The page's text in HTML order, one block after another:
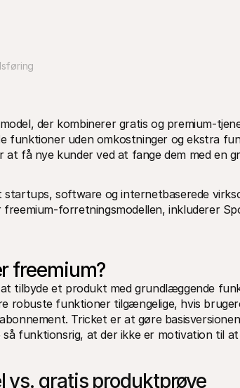
der kombinerer gratis og premium-
funktioner uden omkostninger og ekstra
at få nye kunder ved at fange dem med en
software og internetbaserede
freemium-forretningsmodellen, inkluderer
freemium?
tilbyde et produkt med grundlæggende
robuste funktioner tilgængelige, hvis
Tricket er at gøre
funktionsrig, at der ikke er motivation til
vs. gratis produktprøve